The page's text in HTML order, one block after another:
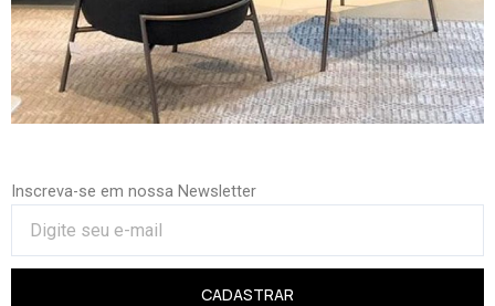
Inscreva-se em nossa Newsletter
CADASTRAR